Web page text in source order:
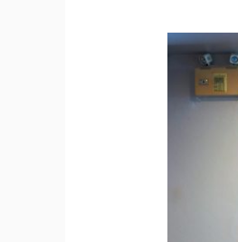
Ketahui
Regulasi
Pintu